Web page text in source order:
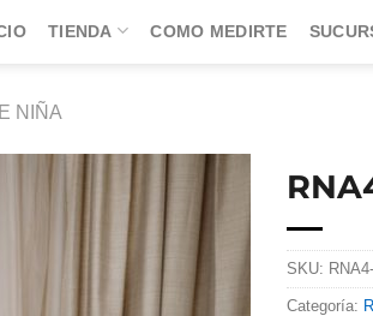
TIENDA COMO MEDIRTE
NIÑA
SKU:
Categoría: